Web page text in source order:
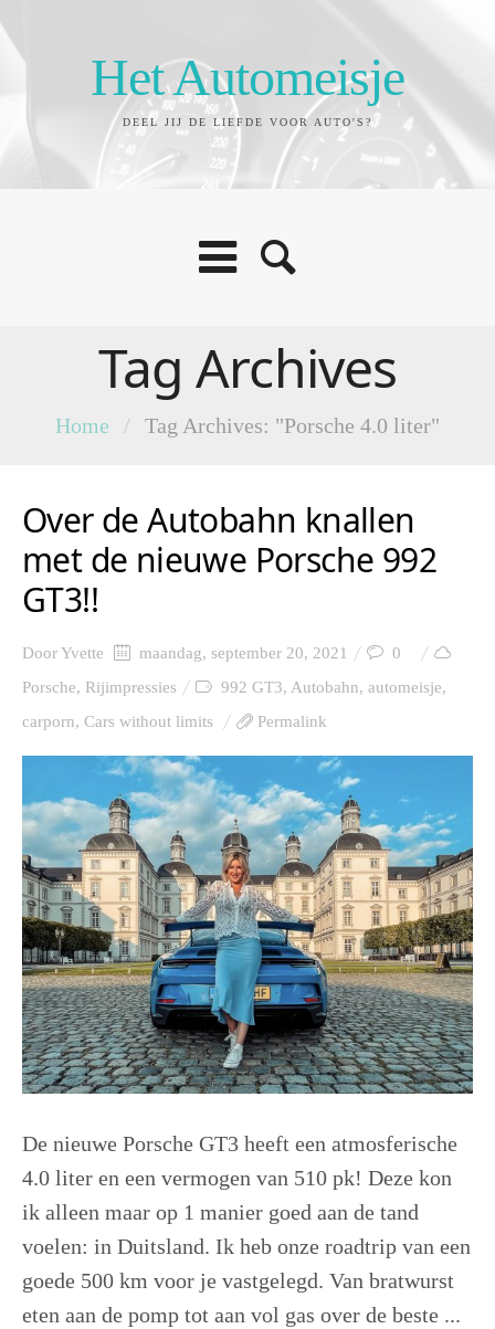
Het Automeisje
DEEL JIJ DE LIEFDE VOOR AUTO'S?
Tag Archives
Home / Tag Archives: "Porsche 4.0 liter"
Over de Autobahn knallen
met de nieuwe Porsche 992
GT3!!
DoorYvette maandag, september 20, 2021
0
Porsche, Rijimpressies 992 GT3, Autobahn, automeisje,
carporn, Cars without limits Permalink
De nieuwe Porsche GT3 heeft een atmosferische
4.0 liter en een vermogen van 510 pk! Deze kon
ik alleen maar op 1 manier goed aan de tand
voelen: in Duitsland. Ik heb onze roadtrip van een
goede 500 km voor je vastgelegd. Van bratwurst
eten aan de pomp tot aan vol gas over de beste ...